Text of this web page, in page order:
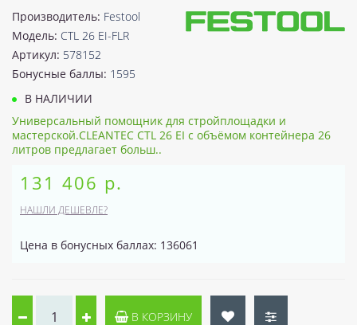
Производитель: Festool
Модель: CTL 26 EI-FLR
Артикул: 578152
Бонусные баллы: 1595
В НАЛИЧИИ
Универсальный помощник для стройплощадки и
мастерской.CLEANTEC CTL 26 EI с объёмом контейнера 26
литров предлагает больш..
131 406 р.
НАШЛИ ДЕШЕВЛЕ?
Цена в бонусных баллах: 136061
В КОРЗИНУ